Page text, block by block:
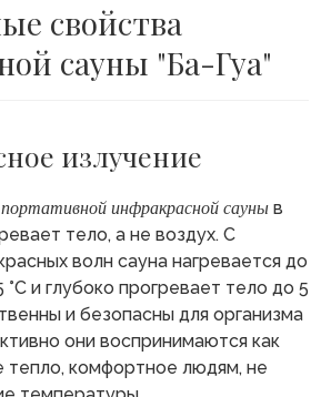
свойства
сауны "Ба-Гуа"
излучение
инфракрасной сауны в
тело, а не воздух. С
волн сауна нагревается до
и глубоко прогревает тело до 5
и безопасны для организма
они воспринимаются как
тепло, комфортное людям, не